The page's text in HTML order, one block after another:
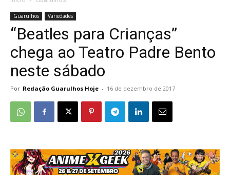
Guarulhos Variedades
“Beatles para Crianças”
chega ao Teatro Padre Bento
neste sábado
Por Redação Guarulhos Hoje - 16 de dezembro de 2017